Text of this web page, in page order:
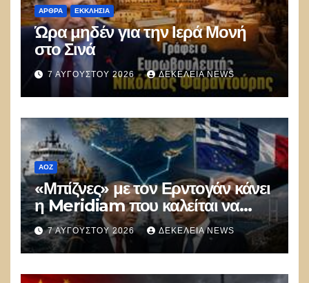
ΑΡΘΡΑ ΕΚΚΛΗΣΊΑ
Ώρα μηδέν για την Ιερά Μονή
στο Σινά
7 ΑΥΓΟΎΣΤΟΥ 2026 ΔΕΚΈΛΕΙΑ NEWS
ΑΟΖ
«Μπίζνες» με τον Ερντογάν κάνει
η Meridiam που καλείται να
ξεμπλοκάρει το καλώδιο
Ελλάδας–Κύπρου
7 ΑΥΓΟΎΣΤΟΥ 2026 ΔΕΚΈΛΕΙΑ NEWS